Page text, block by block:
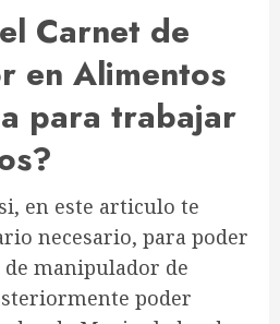
Carnet de
en Alimentos
para trabajar
en este articulo te
necesario, para poder
manipulador de
poder